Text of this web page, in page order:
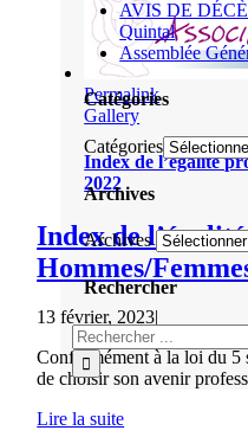
Permalink
Gallery
Index de l’égalité
2022
Index de
Hommes/
13 février, 2023
Conformément à la loi du 5
de choisir son avenir
Lire la suite
AVIS DE
Quintal
Assemblée
Catégories
Catégories
Archives
Archives
Rechercher